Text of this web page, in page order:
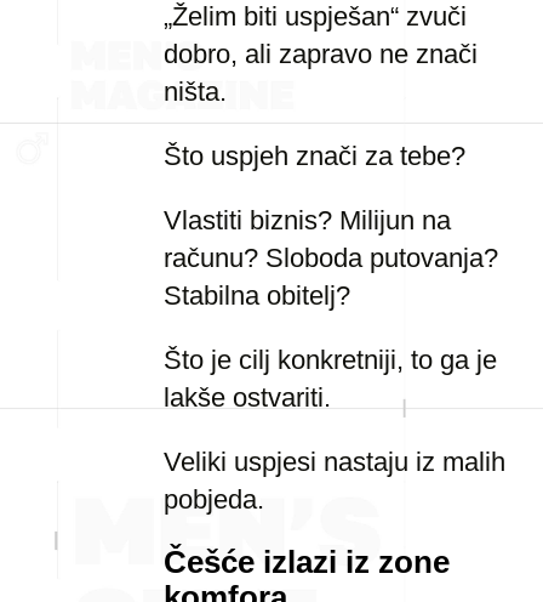
„Želim biti uspješan“ zvuči
dobro, ali zapravo ne znači
ništa.
Što uspjeh znači za tebe?
Vlastiti biznis? Milijun na
računu? Sloboda putovanja?
Stabilna obitelj?
Što je cilj konkretniji, to ga je
lakše ostvariti.
Veliki uspjesi nastaju iz malih
pobjeda.
Češće izlazi iz zone